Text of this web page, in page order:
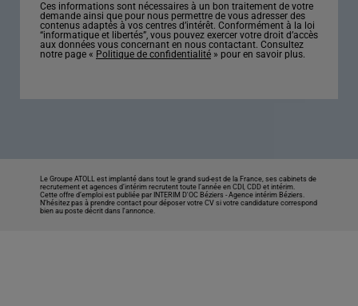
Ces informations sont nécessaires à un bon traitement de votre
demande ainsi que pour nous permettre de vous adresser des
contenus adaptés à vos centres d’intérêt. Conformément à la loi
“informatique et libertés”, vous pouvez exercer votre droit d’accès
aux données vous concernant en nous contactant. Consultez
notre page « Politique de confidentialité » pour en savoir plus.
Le Groupe ATOLL est implanté dans tout le grand sud-est de la France, ses cabinets de
recrutement et agences d’intérim recrutent toute l’année en CDI, CDD et intérim.
Cette offre d’emploi est publiée par INTERIM D'OC Béziers -Agence intérim Béziers.
N’hésitez pas à prendre contact pour déposer votre CV si votre candidature correspond
bien au poste décrit dans l'annonce.